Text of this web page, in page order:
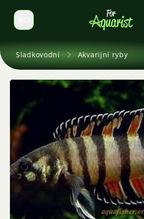
Select language
Sladkovodní Akvarijní ryby